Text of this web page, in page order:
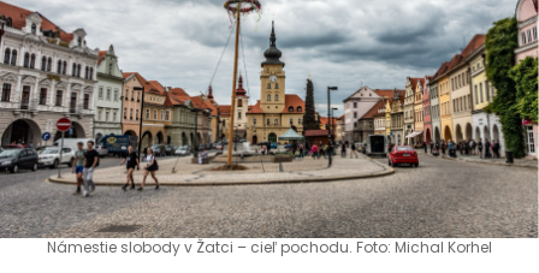
Námestie slobody v Žatci – cieľ pochodu. Foto: Michal Korhel